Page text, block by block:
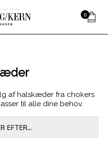
0
af halskæder fra chokers
til alle dine behov.
EFTER...